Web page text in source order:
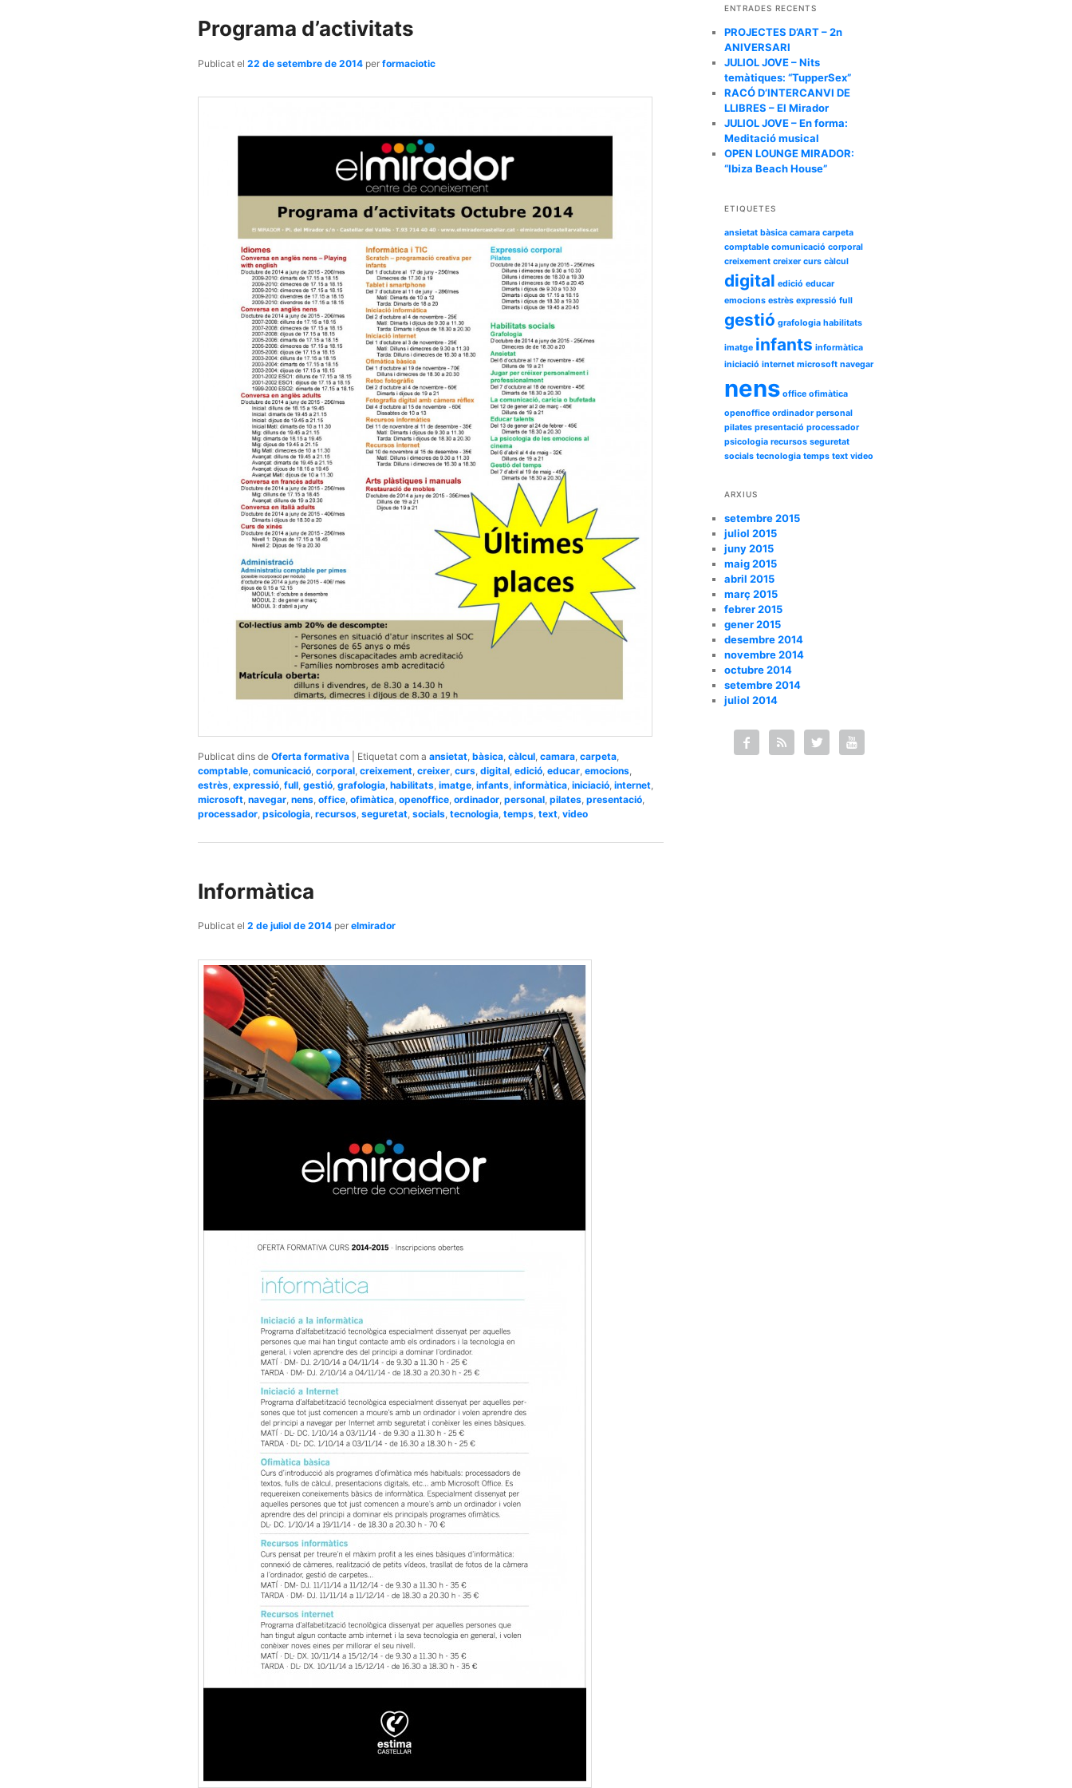
Programa d’activitats
Publicat el 22 de setembre de 2014 per formaciotic
Publicat dins de Oferta formativa Etiquetat com a ansietat bàsica càlcul camara carpeta
comptable comunicació corporal creixement creixer curs digital edició educar emocions
estrès expressió full gestió grafologia habilitats imatge infants informàtica iniciació internet
microsoft navegar nens office ofimàtica openoffice ordinador personal pilates presentació
processador psicologia recursos seguretat socials tecnologia temps text video
Informàtica
Publicat el 2 de juliol de 2014 per elmirador
cENTRADES RECENTS
PROJECTES D’ART – 2n
ANIVERSARI
JULIOL JOVE – Nits
temàtiques: “TupperSex”
RACÓ D’INTERCANVI DE
LLIBRES – El Mirador
JULIOL JOVE – En forma:
Meditació musical
OPEN LOUNGE MIRADOR:
“Ibiza Beach House”
ETIQUETES
ansietat bàsica camara carpeta
comptable comunicació corporal
creixement creixer curs càlcul
digital edició educar
emocions estrès expressió full
gestió grafologia habilitats
imatge infants informàtica
iniciació internet microsoft navegar
nens office ofimàtica
openoffice ordinador personal
pilates presentació processador
psicologia recursos seguretat
socials tecnologia temps text video
ARXIUS
setembre 2015
juliol 2015
juny 2015
maig 2015
abril 2015
març 2015
febrer 2015
gener 2015
desembre 2014
novembre 2014
octubre 2014
setembre 2014
juliol 2014
   